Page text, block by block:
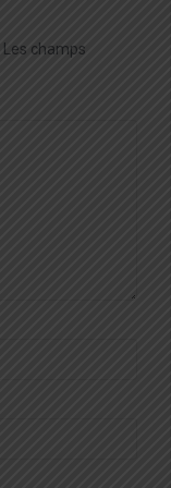
Les champs